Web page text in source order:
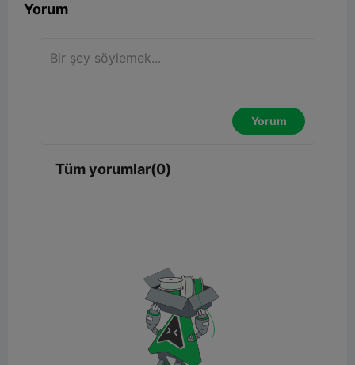
Yorum
Yorum
Tüm yorumlar(0)